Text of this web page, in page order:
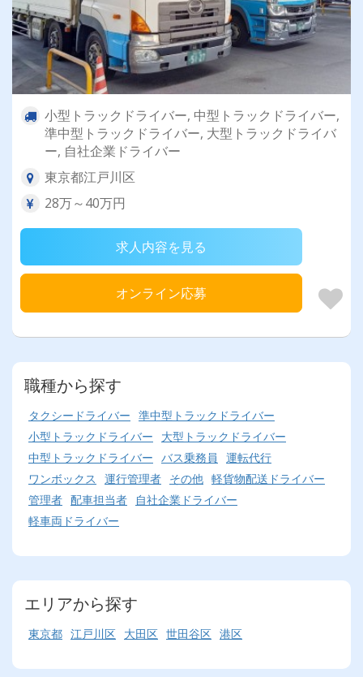
小型トラックドライバー, 中型トラックドライバー,
準中型トラックドライバー, 大型トラックドライバ
ー, 自社企業ドライバー
東京都江戸川区
28万～40万円
求人内容を見る
オンライン応募
職種から探す
タクシードライバー 準中型トラックドライバー
小型トラックドライバー
大型トラックドライバー
中型トラックドライバー バス乗務員
運転代行
ワンボックス
運行管理者 その他 軽貨物配送ドライバー
管理者 配車担当者
自社企業ドライバー
軽車両ドライバー
エリアから探す
東京都 江戸川区 大田区 世田谷区 港区